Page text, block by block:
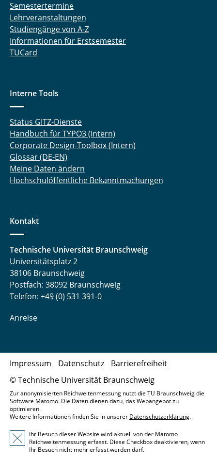
Semestertermine
Lehrveranstaltungen
Studiengänge von A-Z
Informationen für Erstsemester
TUCard
Interne Tools
Status GITZ-Dienste
Handbuch für TYPO3 (Intern)
Corporate Design-Toolbox (Intern)
Glossar (DE-EN)
Meine Daten ändern
Hochschulöffentliche Bekanntmachungen
Kontakt
Technische Universität Braunschweig
Universitätsplatz 2
38106 Braunschweig
Postfach: 38092 Braunschweig
Telefon: +49 (0) 531 391-0
Anreise
© Technische Universität Braunschweig
Impressum Datenschutz Barrierefreiheit
Zur anonymisierten Reichweitenmessung nutzt die TU Braunschweig die
Software Matomo. Die Daten dienen dazu, das Webangebot zu
optimieren.
Weitere Informationen finden Sie in unserer Datenschutzerklärung.
Ihr Besuch dieser Website wird aktuell von der Matomo
Reichweitenmessung erfasst. Diese Checkbox deaktivieren, wenn
Ihr Besuch nicht mehr erfasst werden darf.